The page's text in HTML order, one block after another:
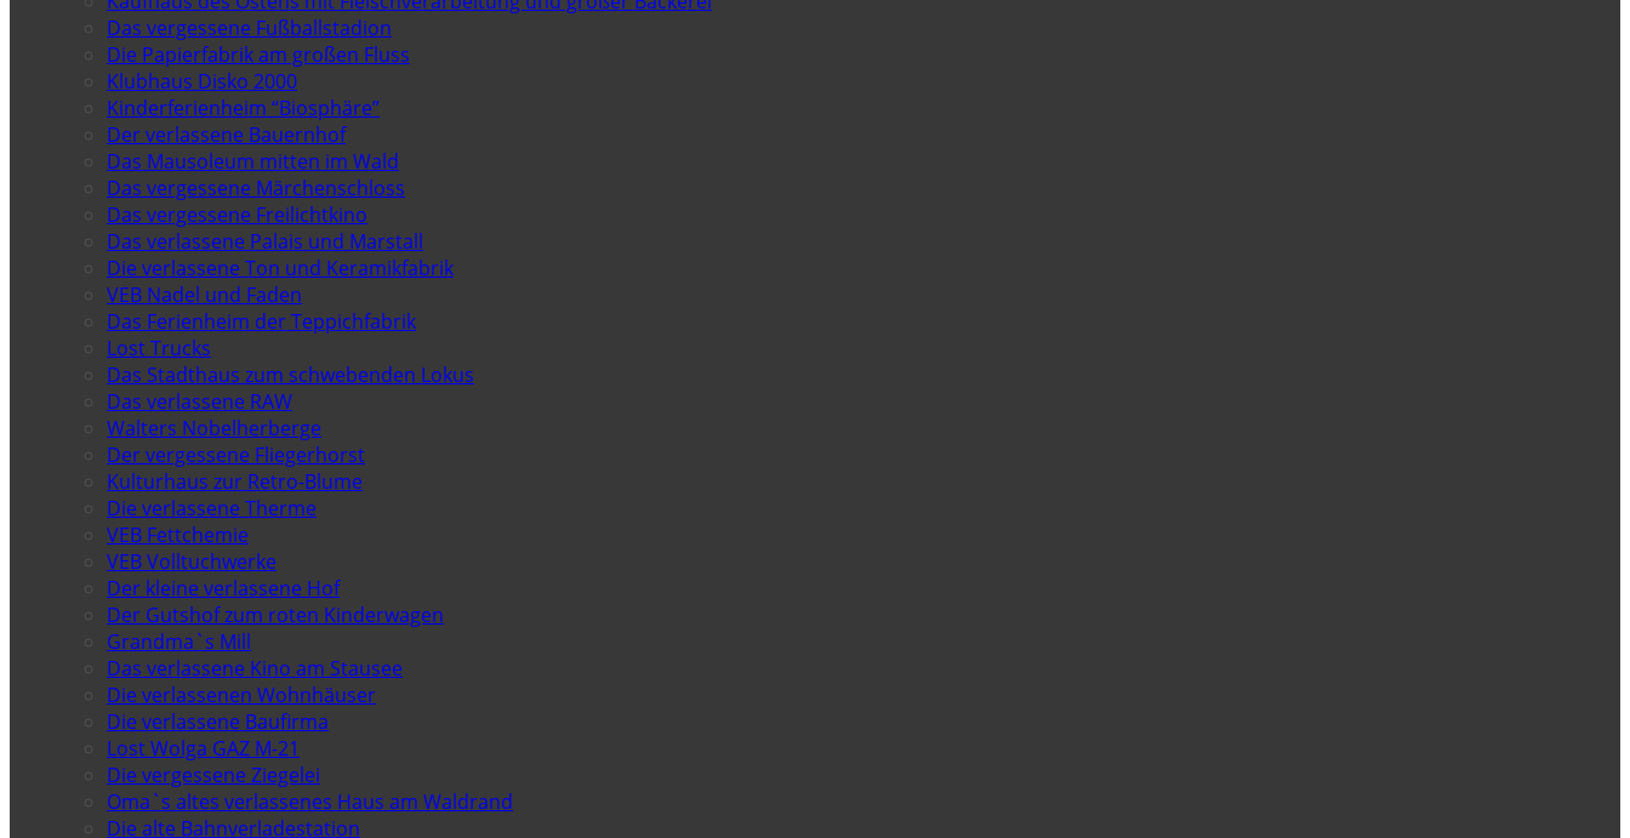
Das vergessene Fußballstadion
Die Papierfabrik am großen Fluss
Klubhaus Disko 2000
Kinderferienheim “Biosphäre”
Der verlassene Bauernhof
Das Mausoleum mitten im Wald
Das vergessene Märchenschloss
Das vergessene Freilichtkino
Das verlassene Palais und Marstall
Die verlassene Ton und Keramikfabrik
VEB Nadel und Faden
Das Ferienheim der Teppichfabrik
Lost Trucks
Das Stadthaus zum schwebenden Lokus
Das verlassene RAW
Walters Nobelherberge
Der vergessene Fliegerhorst
Kulturhaus zur Retro-Blume
Die verlassene Therme
VEB Fettchemie
VEB Volltuchwerke
Der kleine verlassene Hof
Der Gutshof zum roten Kinderwagen
Grandma`s Mill
Das verlassene Kino am Stausee
Die verlassenen Wohnhäuser
Die verlassene Baufirma
Lost Wolga GAZ M-21
Die vergessene Ziegelei
Oma`s altes verlassenes Haus am Waldrand
Die alte Bahnverladestation